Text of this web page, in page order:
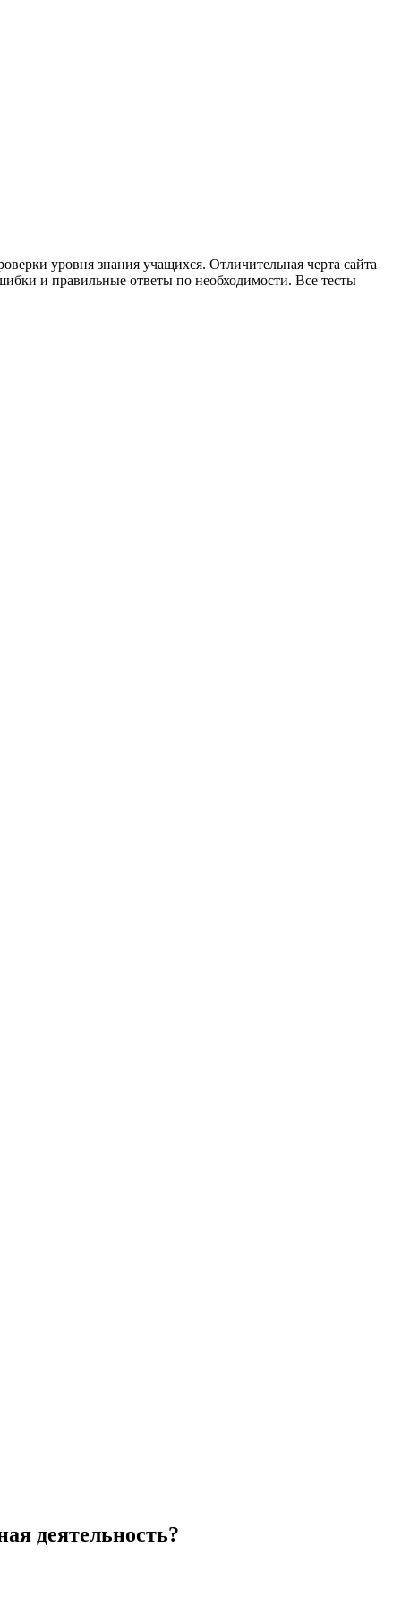
уровня знания учащихся. Отличительная черта сайта
и правильные ответы по необходимости. Все тесты
деятельность?